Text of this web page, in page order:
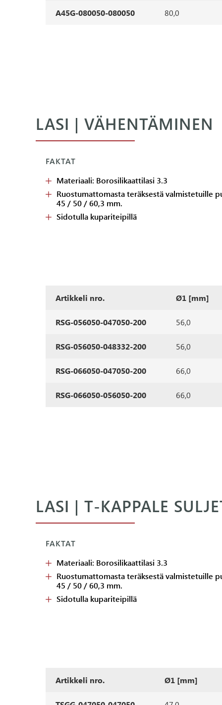
A45G-080050-080050 80,0
LASI | VÄHENTÄMINEN
FAKTAT
Materiaali: Borosilikaattilasi 3.3
Ruostumattomasta teräksestä valmistetuille
45 / 50 / 60,3 mm.
Sidotulla kupariteipillä
Artikkeli nro. Ø1 [mm]
RSG-056050-047050-200 56,0
RSG-056050-048332-200 56,0
RSG-066050-047050-200 66,0
RSG-066050-056050-200 66,0
LASI | T-KAPPALE
FAKTAT
Materiaali: Borosilikaattilasi 3.3
Ruostumattomasta teräksestä valmistetuille
45 / 50 / 60,3 mm.
Sidotulla kupariteipillä
Artikkeli nro. Ø1 [mm]